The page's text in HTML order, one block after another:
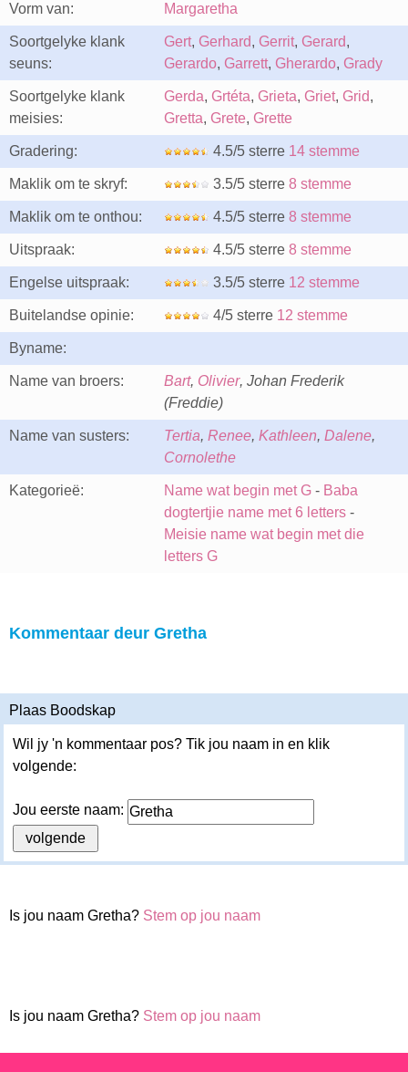
Vorm van: Margaretha
Soortgelyke klank
seuns:
Gert, Gerhard, Gerrit, Gerard,
Gerardo, Garrett, Gherardo, Grady
Soortgelyke klank
meisies:
Gerda, Grtéta, Grieta, Griet, Grid,
Gretta, Grete, Grette
Gradering: 4.5/5 sterre 14 stemme
Maklik om te skryf: 3.5/5 sterre 8 stemme
Maklik om te onthou: 4.5/5 sterre 8 stemme
Uitspraak: 4.5/5 sterre 8 stemme
Engelse uitspraak: 3.5/5 sterre 12 stemme
Buitelandse opinie: 4/5 sterre 12 stemme
Byname:
Name van broers: Bart, Olivier, Johan Frederik
(Freddie)
Name van susters: Tertia, Renee, Kathleen, Dalene,
Cornolethe
Kategorieë: Name wat begin met G - Baba
dogtertjie name met 6 letters -
Meisie name wat begin met die
letters G
Kommentaar deur Gretha
Plaas Boodskap
Wil jy 'n kommentaar pos? Tik jou naam in en klik
volgende:
Jou eerste naam:
Is jou naam Gretha? Stem op jou naam
Is jou naam Gretha? Stem op jou naam